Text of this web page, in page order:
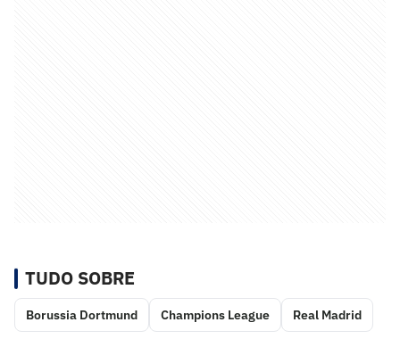
TUDO SOBRE
Borussia Dortmund Champions League Real Madrid